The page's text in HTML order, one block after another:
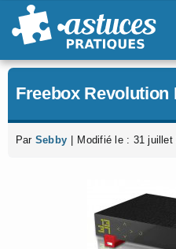
Passer
au
Freebox Revolution
Par Sebby Modifié le : 31 juillet